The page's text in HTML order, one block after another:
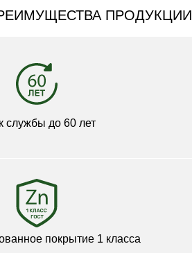
ПРОДУКЦИИ
службы до 60 лет
покрытие 1 класса